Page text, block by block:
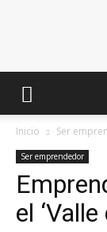
Inicio Ser
Ser emprendedor
el